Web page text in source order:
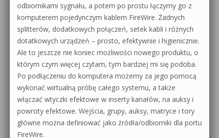
odbiornikami sygnału, a potem po prostu łączymy go z
komputerem pojedynczym kablem FireWire. Żadnych
splitterów, dodatkowych połączeń, setek kabli i różnych
dotatkowych urządzeń – prosto, efektywnie i higienicznie.
Ale to jeszcze nie koniec możliwości nowego produktu, o
którym czym więcej czytam, tym bardziej mi się podoba.
Po podłączeniu do komputera możemy za jego pomocą
wykonać wirtualną próbę całego systemu, a także
włączać wtyczki efektowe w inserty kanałów, na auksy i
powroty efektowe. Wejścia, grupy, auksy, matryce i tory
główne można definiować jako źródła/odbiorniki dla portu
FireWire.